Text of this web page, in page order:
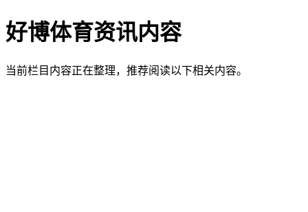
好博体育资讯内容
当前栏目内容正在整理，推荐阅读以下相关内容。